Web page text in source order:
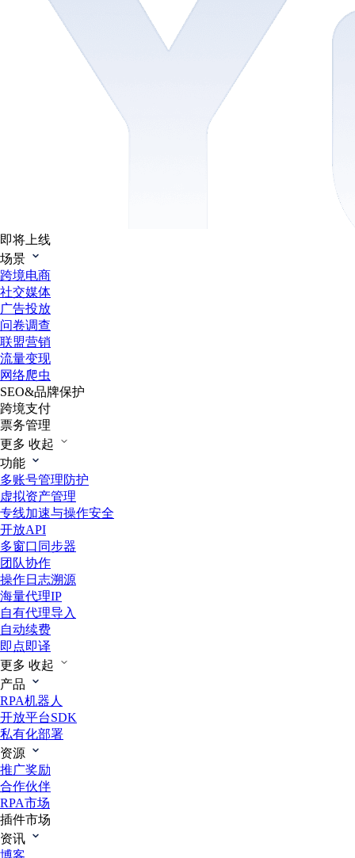
即将上线
场景
跨境电商
社交媒体
广告投放
问卷调查
联盟营销
流量变现
网络爬虫
SEO&品牌保护
跨境支付
票务管理
更多 收起
功能
多账号管理防护
虚拟资产管理
专线加速与操作安全
开放API
多窗口同步器
团队协作
操作日志溯源
海量代理IP
自有代理导入
自动续费
即点即译
更多 收起
产品
RPA机器人
开放平台SDK
私有化部署
资源
推广奖励
合作伙伴
RPA市场
插件市场
资讯
博客